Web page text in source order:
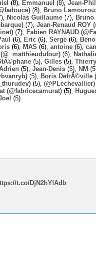
(8), Emmanuel (8), Jean-
(8), Bruno
Nicolas Guillaume (7), Bruno
(7), Jean-Renaud ROY
(7), Fabien RAYNAUD
(6), Eric (6), Serge (6),
(6), MAS (6), antoine (6),
(6),
(5), Gilles (5), Thierry
(5), Jean-Denis (5), NM
(5), Boris DefrÃ©ville
(5),
(@fabricecamurat) (5),
(5)
t.co/DjN2hYlAdb